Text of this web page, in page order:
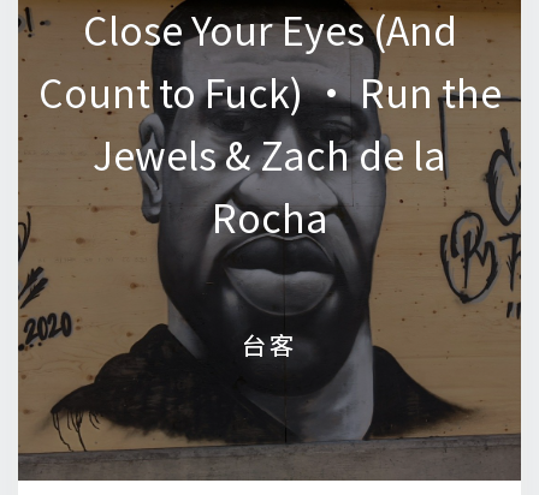
Close Your Eyes (And
Count to Fuck) • Run the
Jewels & Zach de la
Rocha
台客
Close Your Eyes (And
Count to Fuck) • Run the
Jewels & Zach de la
Rocha
台客